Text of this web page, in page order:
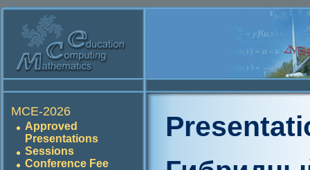
MCE-2026
Approved
Presentations
Sessions
Conference Fee